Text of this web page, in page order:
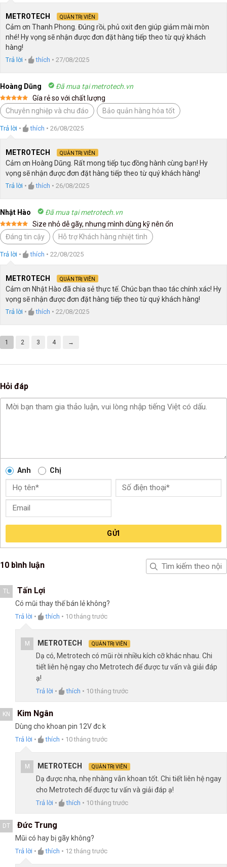
METROTECH QUẢN TRỊ VIÊN
Cảm ơn Thanh Phong. Đúng rồi, phủ oxit đen giúp giảm mài mòn
nhé! Hy vọng sẽ nhận được đơn đặt hàng tiếp theo từ quý khách
hàng!
Trả lời • thích • 27/08/2025
Hoàng Dũng Đã mua tại metrotech.vn
Được xếp
hạng55
sao
Gía rẻ so với chất lượng
Chuyên nghiệp và chu đáo
Bảo quản hàng hóa tốt
Trả lời • thích • 26/08/2025
METROTECH QUẢN TRỊ VIÊN
Cảm ơn Hoàng Dũng. Rất mong tiếp tục đồng hành cùng bạn! Hy
vọng sẽ nhận được đơn đặt hàng tiếp theo từ quý khách hàng!
Trả lời • thích • 26/08/2025
Nhật Hào Đã mua tại metrotech.vn
Được xếp
hạng 55
sao
Size nhỏ dễ gãy, nhưng mình dùng kỹ nên ổn
Đáng tin cậy
Hỗ trợ Khách hàng nhiệt tình
Trả lời • thích • 22/08/2025
METROTECH QUẢN TRỊ VIÊN
Cảm ơn Nhật Hào đã chia sẻ thực tế. Chúc bạn thao tác chính xác! Hy
vọng sẽ nhận được đơn đặt hàng tiếp theo từ quý khách hàng!
Trả lời • thích • 22/08/2025
1 2 3 4 →
Hỏi đáp
Anh Chị
GỬI
10 bình luận
TL Tấn Lợi
Có mũi thay thế bán lẻ không?
Trả lời • thích • 10 tháng trước
M METROTECH QUẢN TRỊ VIÊN
Dạ có, Metrotech có mũi rời nhiều kích cỡ khác nhau. Chi
tiết liên hệ ngay cho Metrotech để được tư vấn và giải đáp
ạ!
Trả lời • thích • 10 tháng trước
KN Kim Ngân
Dùng cho khoan pin 12V đc k
Trả lời • thích • 10 tháng trước
M METROTECH QUẢN TRỊ VIÊN
Dạ được nha, nhẹ nhàng vẫn khoan tốt. Chi tiết liên hệ ngay
cho Metrotech để được tư vấn và giải đáp ạ!
Trả lời • thích • 10 tháng trước
DT Đức Trung
Mũi có hay bị gãy không?
Trả lời • thích • 12 tháng trước